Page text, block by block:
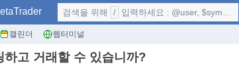
캘린더 웹터미널
검색을 위해 / 입력하세요 : @user, $symbol, ...
고 거래할 수 있습니까?